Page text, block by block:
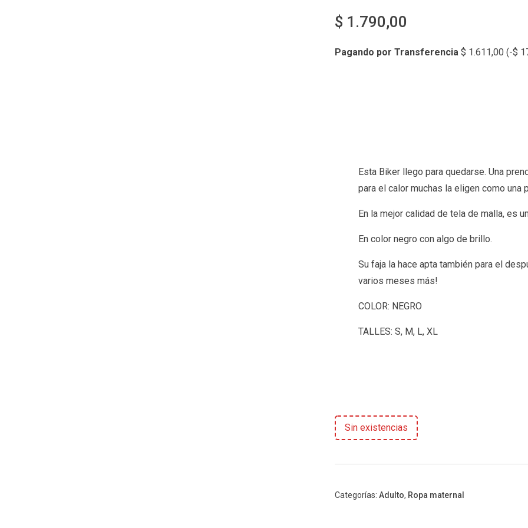
$ 1.790,00
Pagando por Transferencia $ 1.611,00 (-$
Esta Biker llego para quedarse. Una
para el calor muchas la eligen como una
En la mejor calidad de tela de malla, es
En color negro con algo de brillo.
Su faja la hace apta también para el
varios meses más!
COLOR: NEGRO
TALLES: S, M, L, XL
Sin existencias
Categorías: Adulto, Ropa maternal